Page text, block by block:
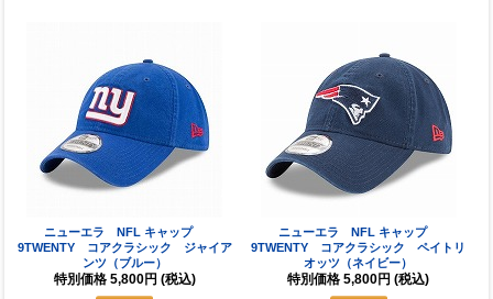
ニューエラ NFL キャップ
9TWENTY コアクラシック ジャイア
ンツ（ブルー）
特別価格 5,800円 (税込)
ニューエラ NFL キャップ
9TWENTY コアクラシック ペイトリ
オッツ（ネイビー）
特別価格 5,800円 (税込)